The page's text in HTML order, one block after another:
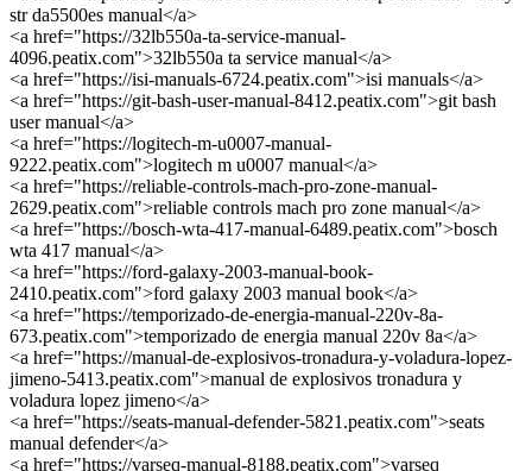
str da5500es manual</a>
<a href="https://32lb550a-ta-service-manual-
4096.peatix.com">32lb550a ta service manual</a>
<a href="https://isi-manuals-6724.peatix.com">isi manuals</a>
<a href="https://git-bash-user-manual-8412.peatix.com">git bash
user manual</a>
<a href="https://logitech-m-u0007-manual-
9222.peatix.com">logitech m u0007 manual</a>
<a href="https://reliable-controls-mach-pro-zone-manual-
2629.peatix.com">reliable controls mach pro zone manual</a>
<a href="https://bosch-wta-417-manual-6489.peatix.com">bosch
wta 417 manual</a>
<a href="https://ford-galaxy-2003-manual-book-
2410.peatix.com">ford galaxy 2003 manual book</a>
<a href="https://temporizado-de-energia-manual-220v-8a-
673.peatix.com">temporizado de energia manual 220v 8a</a>
<a href="https://manual-de-explosivos-tronadura-y-voladura-lopez-
jimeno-5413.peatix.com">manual de explosivos tronadura y
voladura lopez jimeno</a>
<a href="https://seats-manual-defender-5821.peatix.com">seats
manual defender</a>
<a href="https://varseq-manual-8188.peatix.com">varseq